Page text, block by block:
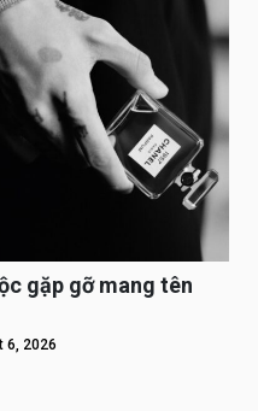
gặp gỡ mang tên
6, 2026